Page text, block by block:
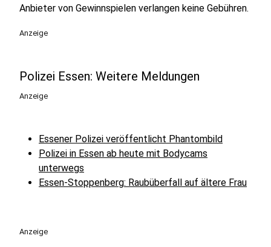
Anbieter von Gewinnspielen verlangen keine Gebühren.
Anzeige
Polizei Essen: Weitere Meldungen
Anzeige
Essener Polizei veröffentlicht Phantombild
Polizei in Essen ab heute mit Bodycams
unterwegs
Essen-Stoppenberg: Raubüberfall auf ältere Frau
Anzeige